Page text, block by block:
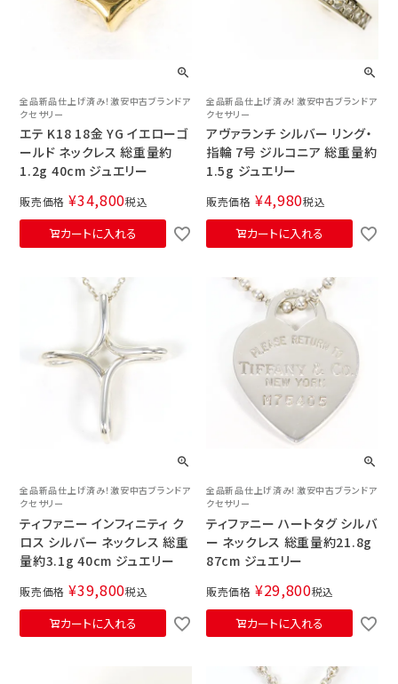
全品新品仕上げ済み！激安中古ブランドア
クセサリー
エテ K18 18金 YG イエローゴ
ールド ネックレス 総重量約
1.2g 40cm ジュエリー
販売価格 ¥34,800税込
カートに入れる
全品新品仕上げ済み！激安中古ブランドア
クセサリー
アヴァランチ シルバー リング・
指輪 7号 ジルコニア 総重量約
1.5g ジュエリー
販売価格 ¥4,980税込
カートに入れる
全品新品仕上げ済み！激安中古ブランドア
クセサリー
ティファニー インフィニティ ク
ロス シルバー ネックレス 総重
量約3.1g 40cm ジュエリー
販売価格 ¥39,800税込
カートに入れる
全品新品仕上げ済み！激安中古ブランドア
クセサリー
ティファニー ハートタグ シルバ
ー ネックレス 総重量約21.8g
87cm ジュエリー
販売価格 ¥29,800税込
カートに入れる